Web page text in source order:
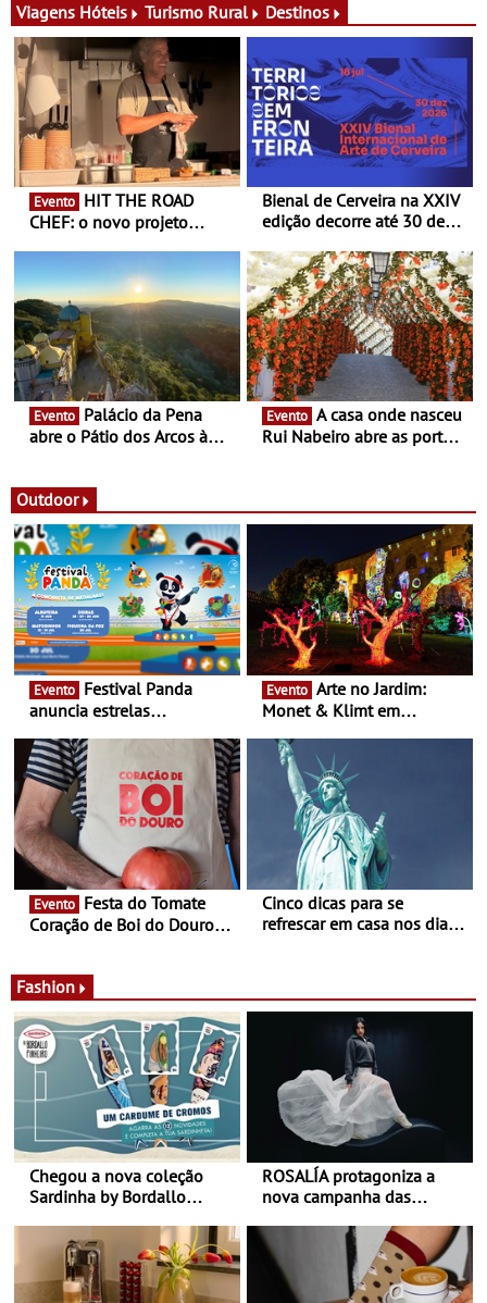
exclusiva
Viagens Hóteis Turismo Rural Destinos
Evento
CHEF: o novo projeto
Queiroz Ribeiro - Um novo
conceito gastronómico
itinerante que percorre
Portugal
Bienal de Cerveira na XXIV
edição decorre até 30 de
enquanto “Territórios sem
Fronteira”
Evento
abre o Pátio dos Arcos à
Evento
Rui Nabeiro abre as portas
16 de agosto
Outdoor
Evento
anuncia estrelas
- Entre Junho e Julho pelo
país
Evento
Monet & Klimt em
ao final de Setembro -
Experiência luminosa no
jardim do Museu de
Alberto Sampaio
Evento
Coração de Boi do Douro -
Cinco dicas para se
refrescar em casa nos dias
Fashion
Chegou a nova coleção
Sardinha by Bordallo
ROSALÍA protagoniza a
nova campanha das
Balance